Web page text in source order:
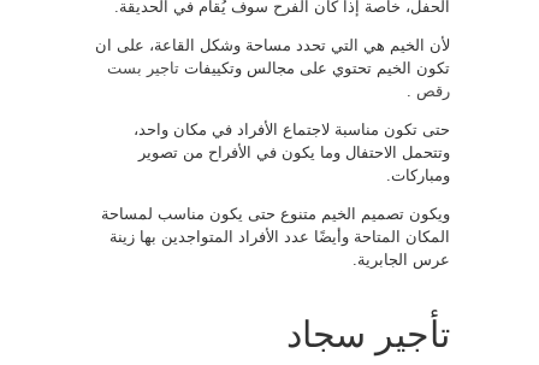
الحفل، خاصة إذا كان الفرح سوف يُقام في الحديقة.
لأن الخيم هي التي تحدد مساحة وشكل القاعة، على ان
تكون الخيم تحتوي على مجالس وتكييفات تاجير بست
رقص
حتى تكون مناسبة لاجتماع الأفراد في مكان واحد،
وتتحمل الاحتفال وما يكون في الأفراح من تصوير
ومباركات.
ويكون تصميم الخيم متنوع حتى يكون مناسب لمساحة
المكان المتاحة وأيضًا عدد الأفراد المتواجدين بها زينة
عرس الجابرية.
تأجير سجاد